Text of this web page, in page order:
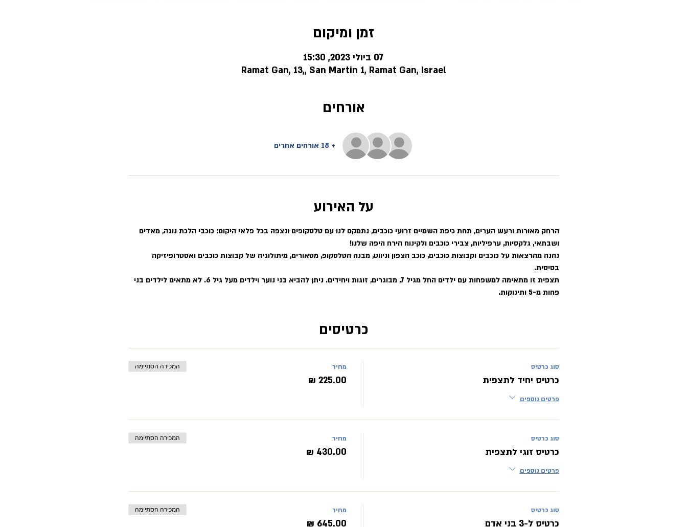
זמן ומיקום
07 ביולי 2023, 15:30
Ramat Gan, 13,, San Martin 1, Ramat Gan, Israel
אורחים
+ 18 אורחים אחרים
על האירוע
הרחק מאורות ורעש הערים, תחת כיפת השמיים זרועי כוכבים, נתמקם לנו עם טלסקופים ונצפה בכל פלאי היקום: כוכבי הלכת נוגה, מאדים
ושבתאי, גלקסיות, ערפיליות, צבירי כוכבים ולקינוח הירח היפה שלנו!
נהנה מהרצאות על כוכבים וקבוצות כוכבים, כוכב הצפון וניווט, מבנה הטלסקופ, מטאורים, מיתולוגיה של קבוצות כוכבים ואסטרופיזיקה
בסיסית.
תצפית זו מתאימה למשפחות עם ילדים החל מגיל 7, מבוגרים, זוגות ויחידים. ניתן להביא בני נוער וילדים מעל גיל 6. לא מתאים לילדים בני
פחות מ-5 ותינוקות.
כרטיסים
סוג כרטיס
כרטיס יחיד לתצפית
פרטים נוספים
מחיר המכירה הסתיימה
סוג כרטיס
כרטיס זוגי לתצפית
פרטים נוספים
מחיר המכירה הסתיימה
סוג כרטיס
כרטיס ל-3 בני אדם
מחיר המכירה הסתיימה